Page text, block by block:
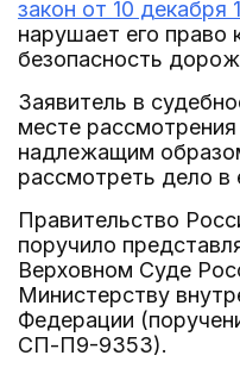
закон от 10 декабря
нарушает его право
безопасность
Заявитель в
месте
надлежащим
рассмотреть дело в
Правительство
поручило
Верховном Суде
Министерству
Федерации
СП-П9-9353).